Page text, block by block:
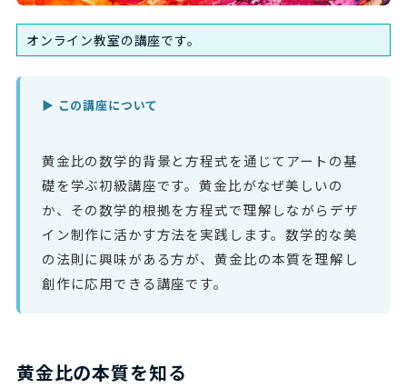
オンライン教室の講座です。
▶ この講座について
黄金比の数学的背景と方程式を通じてアートの基
礎を学ぶ初級講座です。黄金比がなぜ美しいの
か、その数学的根拠を方程式で理解しながらデザ
イン制作に活かす方法を実践します。数学的な美
の法則に興味がある方が、黄金比の本質を理解し
創作に応用できる講座です。
黄金比の本質を知る